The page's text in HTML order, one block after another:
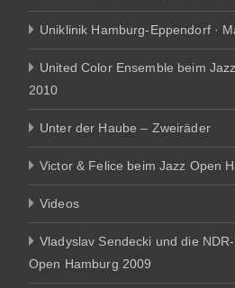
Uniklinik Hamburg-Eppendorf ·
United Color Ensemble beim
2010
Unter der Haube – Zweiräder
Victor & Felice beim Jazz Open
Videos
Vladyslav Sendecki und die
Open Hamburg 2009